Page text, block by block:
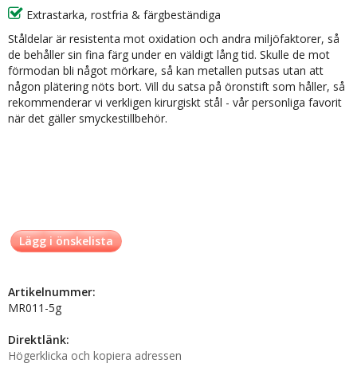
Extrastarka, rostfria & färgbeständiga
Ståldelar är resistenta mot oxidation och andra miljöfaktorer, så
de behåller sin fina färg under en väldigt lång tid. Skulle de mot
förmodan bli något mörkare, så kan metallen putsas utan att
någon plätering nöts bort. Vill du satsa på öronstift som håller, så
rekommenderar vi verkligen kirurgiskt stål - vår personliga favorit
när det gäller smyckestillbehör.
Lägg i önskelista
Artikelnummer:
MR011-5g
Direktlänk:
Högerklicka och kopiera adressen